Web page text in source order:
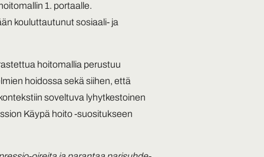
1. portaalle.
kouluttautunut sosiaali- ja
hoitomallia perustuu
hoidossa sekä siihen, että
soveltuva lyhytkestoinen
Käypä hoito -suositukseen